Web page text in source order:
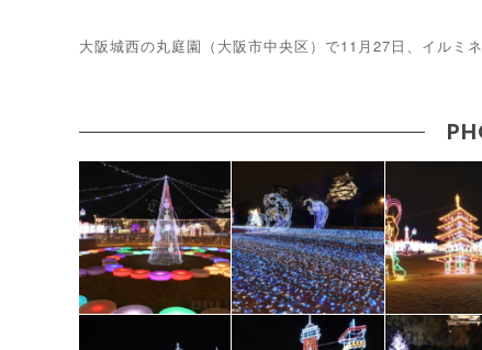
大阪城西の丸庭園（大阪市中央区）で11月27日、イルミ